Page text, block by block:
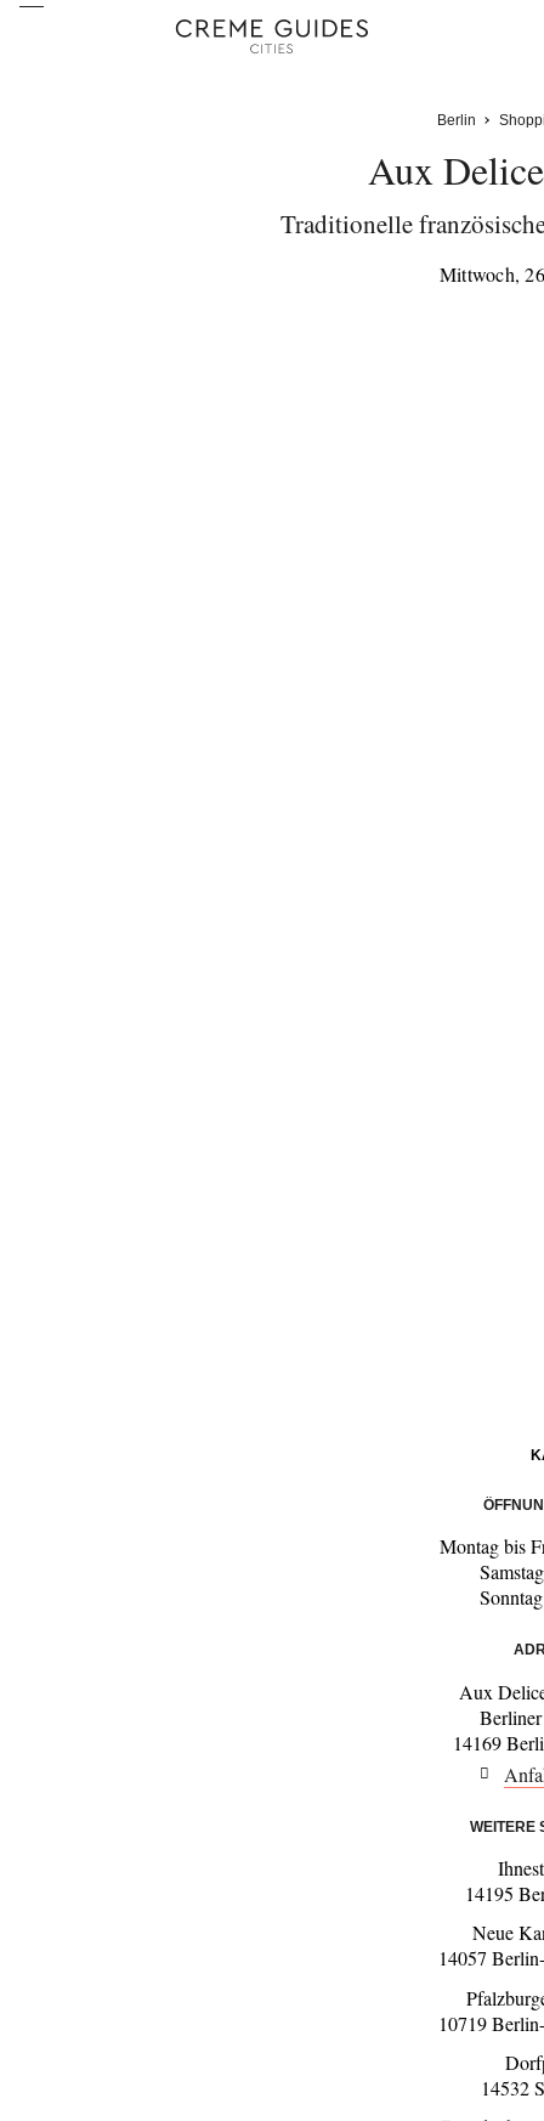
Berlin
Aux
Traditionelle
Mittwoch,
Montag bis
Aux
14169
WEITERE
14195
Neue
14057
10719
14532